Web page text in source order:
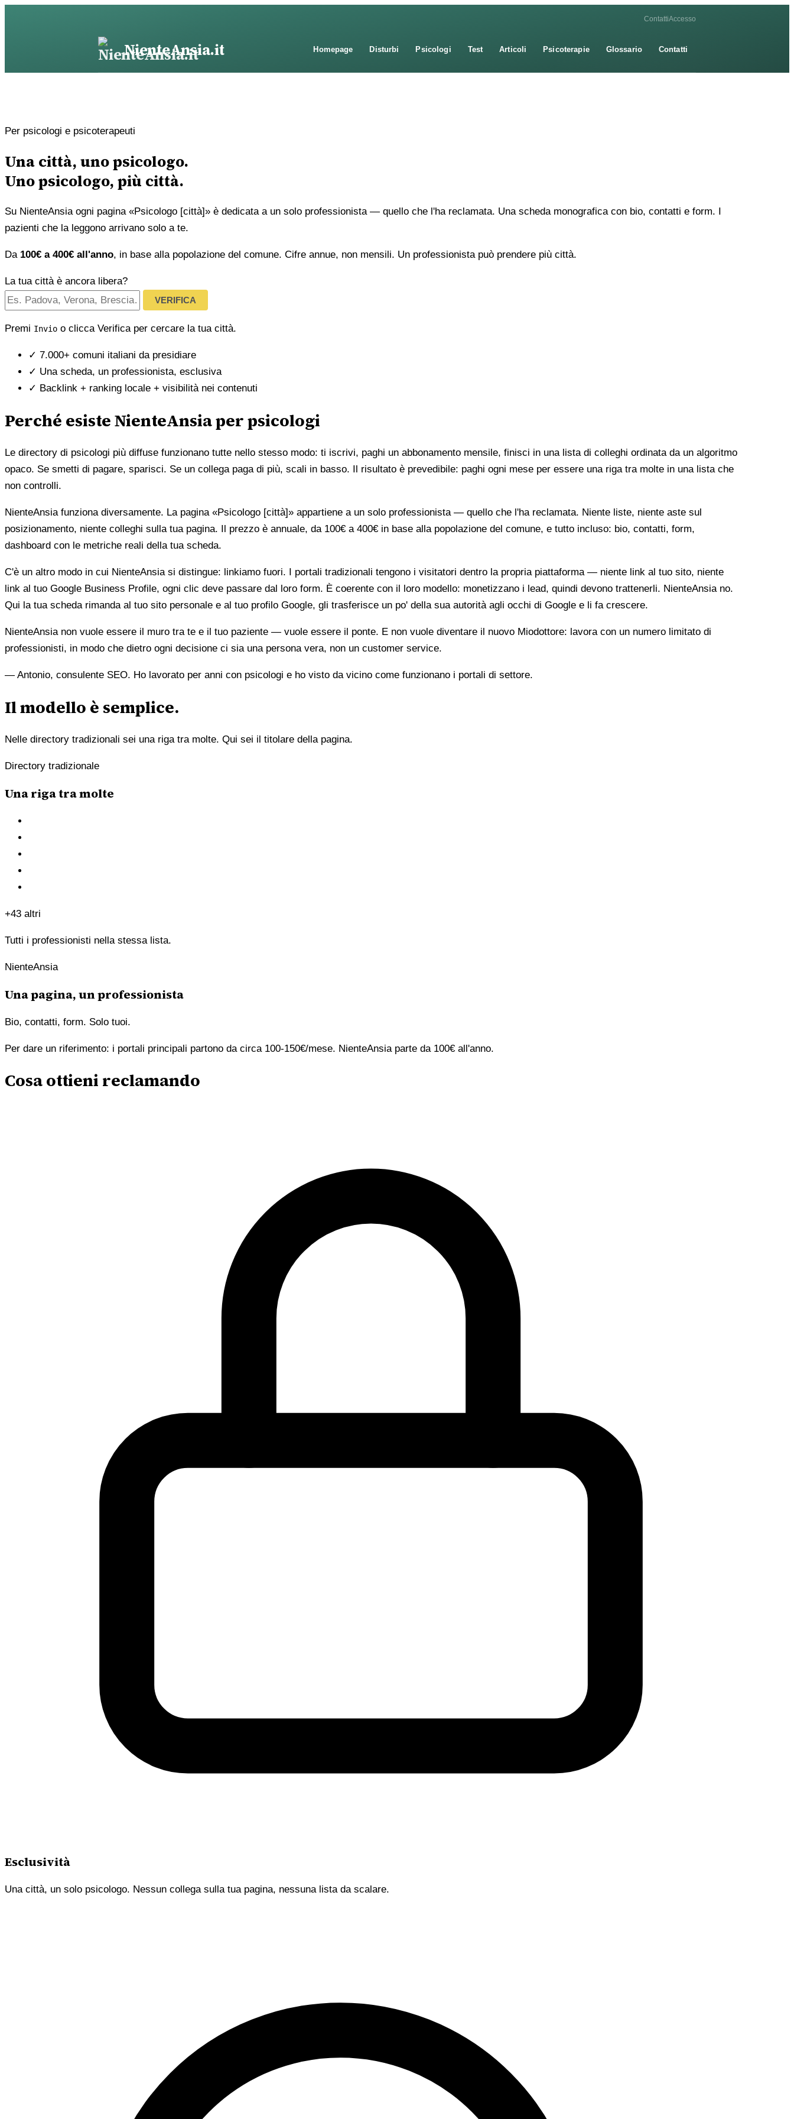
ContattiAccesso
NienteAnsia.it Homepage Disturbi Psicologi Test Articoli Psicoterapie Glossario Contatti
Per psicologi e psicoterapeuti
Una città, uno psicologo.
Uno psicologo, più città.
Su NienteAnsia ogni pagina «Psicologo [città]» è dedicata a un solo professionista — quello che l'ha reclamata. Una scheda monografica con bio, contatti e form. I
pazienti che la leggono arrivano solo a te.
Da 100€ a 400€ all'anno, in base alla popolazione del comune. Cifre annue, non mensili. Un professionista può prendere più città.
La tua città è ancora libera?
VERIFICA
Premi Invio o clicca Verifica per cercare la tua città.
✓ 7.000+ comuni italiani da presidiare
✓ Una scheda, un professionista, esclusiva
✓ Backlink + ranking locale + visibilità nei contenuti
Perché esiste NienteAnsia per psicologi
Le directory di psicologi più diffuse funzionano tutte nello stesso modo: ti iscrivi, paghi un abbonamento mensile, finisci in una lista di colleghi ordinata da un algoritmo
opaco. Se smetti di pagare, sparisci. Se un collega paga di più, scali in basso. Il risultato è prevedibile: paghi ogni mese per essere una riga tra molte in una lista che
non controlli.
NienteAnsia funziona diversamente. La pagina «Psicologo [città]» appartiene a un solo professionista — quello che l'ha reclamata. Niente liste, niente aste sul
posizionamento, niente colleghi sulla tua pagina. Il prezzo è annuale, da 100€ a 400€ in base alla popolazione del comune, e tutto incluso: bio, contatti, form,
dashboard con le metriche reali della tua scheda.
C'è un altro modo in cui NienteAnsia si distingue: linkiamo fuori. I portali tradizionali tengono i visitatori dentro la propria piattaforma — niente link al tuo sito, niente
link al tuo Google Business Profile, ogni clic deve passare dal loro form. È coerente con il loro modello: monetizzano i lead, quindi devono trattenerli. NienteAnsia no.
Qui la tua scheda rimanda al tuo sito personale e al tuo profilo Google, gli trasferisce un po' della sua autorità agli occhi di Google e li fa crescere.
NienteAnsia non vuole essere il muro tra te e il tuo paziente — vuole essere il ponte. E non vuole diventare il nuovo Miodottore: lavora con un numero limitato di
professionisti, in modo che dietro ogni decisione ci sia una persona vera, non un customer service.
— Antonio, consulente SEO. Ho lavorato per anni con psicologi e ho visto da vicino come funzionano i portali di settore.
Il modello è semplice.
Nelle directory tradizionali sei una riga tra molte. Qui sei il titolare della pagina.
Directory tradizionale
Una riga tra molte
+43 altri
Tutti i professionisti nella stessa lista.
NienteAnsia
Una pagina, un professionista
Bio, contatti, form. Solo tuoi.
Per dare un riferimento: i portali principali partono da circa 100-150€/mese. NienteAnsia parte da 100€ all'anno.
Cosa ottieni reclamando
Esclusività
Una città, un solo psicologo. Nessun collega sulla tua pagina, nessuna lista da scalare.